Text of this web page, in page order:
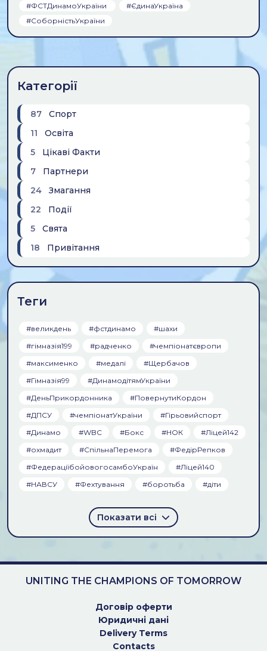
#ФСТДинамоУкраїни
#ЄдинаУкраїна
#СоборністьУкраїни
Категорії
87
Спорт
11
Освіта
5
Цікаві Факти
7
Партнери
24
Змагання
22
Події
5
Свята
18
Привiтання
Теги
#великдень #фстдинамо
#шахи
#гiмназiя199
#радченко
#чемпiонатєвропи
#максименко
#медалi
#Щербачов
#Гімназія99
#ДинамодітямУкраїни
#ДеньПрикордонника
#ПовернутиКордон
#ДПСУ
#чемпіонатУкраїни
#Гірьовийспорт
#Динамо
#WBC #Бокс #НОК
#Ліцей142
#охмадит
#СпільнаПеремога
#ФедірРепков
#ФедераціїбойовогосамбоУкраїн
#Ліцей140
#НАВСУ
#Фехтування #боротьба #діти
Показати всі
UNITING THE CHAMPIONS OF TOMORROW
Договiр оферти
Юридичні дані
Delivery Terms
Contacts